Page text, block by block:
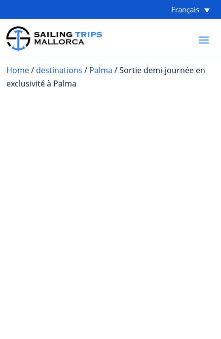
Français
Home/ destinations / Palma / Sortie demi-journée en
exclusivité à Palma